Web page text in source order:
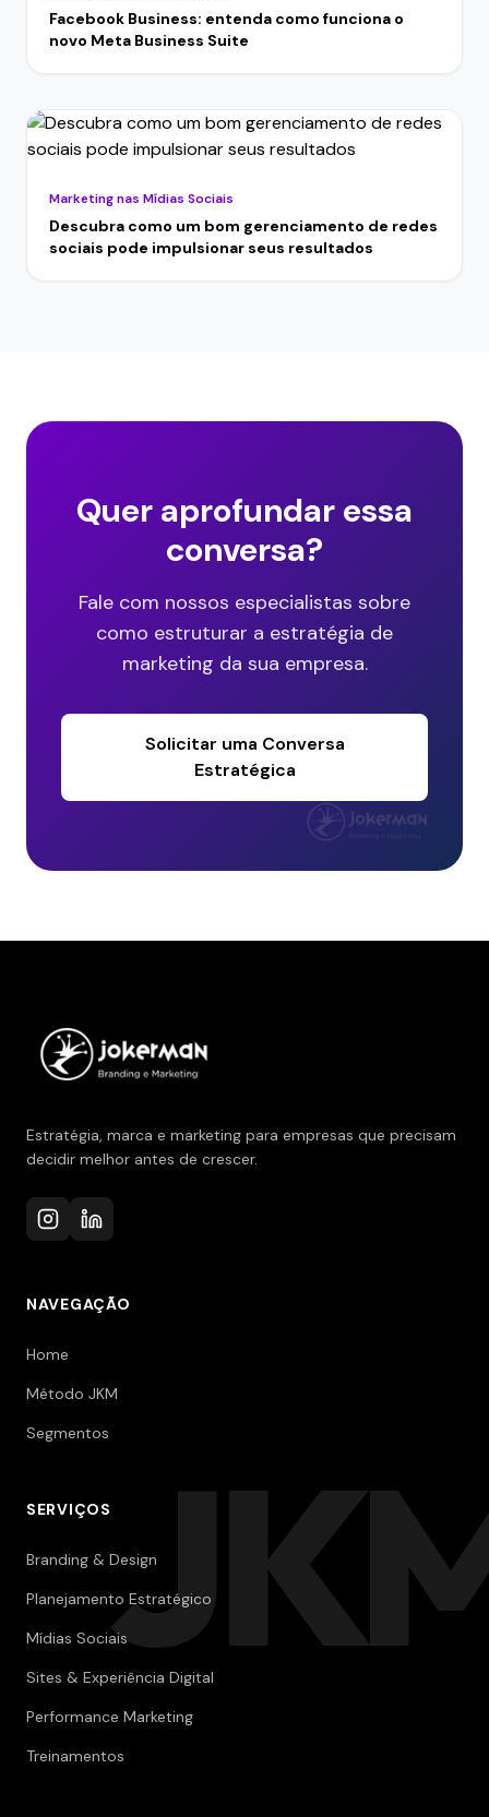
Facebook Business: entenda como funciona o
novo Meta Business Suite
Marketing nas Mídias Sociais
Descubra como um bom gerenciamento de redes
sociais pode impulsionar seus resultados
Quer aprofundar essa
conversa?
Fale com nossos especialistas sobre
como estruturar a estratégia de
marketing da sua empresa.
Solicitar uma Conversa
Estratégica
Estratégia, marca e marketing para empresas que precisam
decidir melhor antes de crescer.
NAVEGAÇÃO
Home
Método JKM
Segmentos
SERVIÇOS
Branding & Design
Planejamento Estratégico
Mídias Sociais
Sites & Experiência Digital
Performance Marketing
Treinamentos